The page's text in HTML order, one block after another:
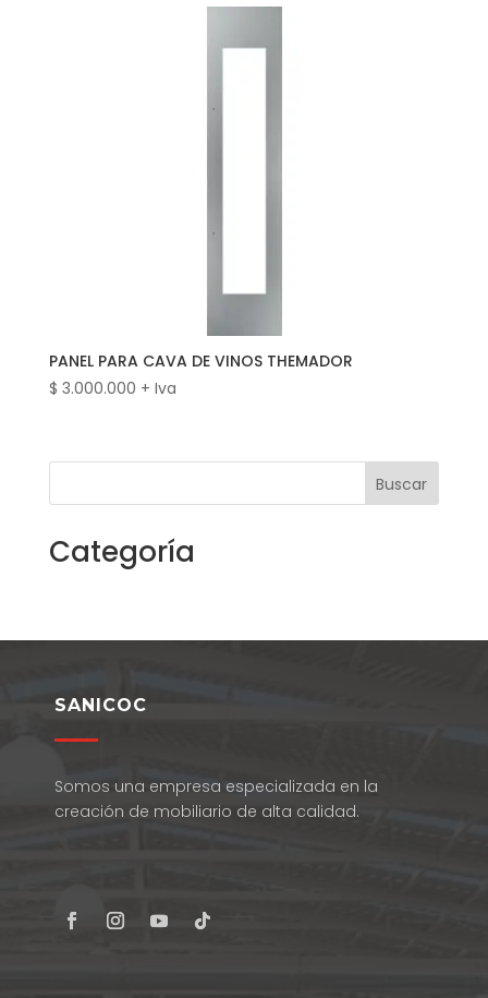
PANEL PARA CAVA DE VINOS THEMADOR
$ 3.000.000 + Iva
Buscar
Categoría
SANICOC
Somos una empresa especializada en la
creación de mobiliario de alta calidad.